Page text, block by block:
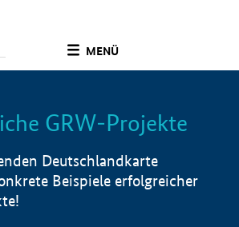
MENÜ
Info
GRW-Projekte
Deutschlandkarte
Beispiele erfolgreicher